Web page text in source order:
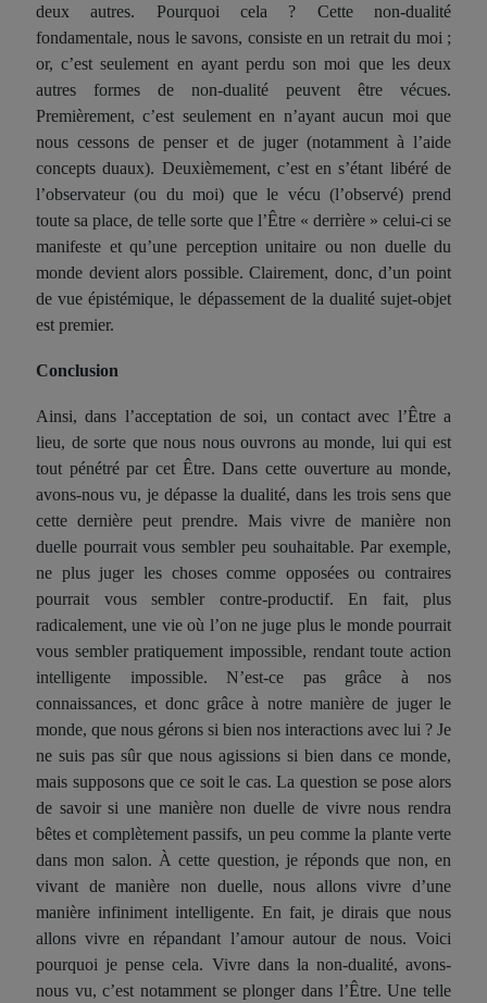
deux autres. Pourquoi cela ? Cette non-dualité
fondamentale, nous le savons, consiste en un retrait du moi ;
or, c’est seulement en ayant perdu son moi que les deux
autres formes de non-dualité peuvent être vécues.
Premièrement, c’est seulement en n’ayant aucun moi que
nous cessons de penser et de juger (notamment à l’aide
concepts duaux). Deuxièmement, c’est en s’étant libéré de
l’observateur (ou du moi) que le vécu (l’observé) prend
toute sa place, de telle sorte que l’Être « derrière » celui-ci se
manifeste et qu’une perception unitaire ou non duelle du
monde devient alors possible. Clairement, donc, d’un point
de vue épistémique, le dépassement de la dualité sujet-objet
est premier.
Conclusion
Ainsi, dans l’acceptation de soi, un contact avec l’Être a
lieu, de sorte que nous nous ouvrons au monde, lui qui est
tout pénétré par cet Être. Dans cette ouverture au monde,
avons-nous vu, je dépasse la dualité, dans les trois sens que
cette dernière peut prendre. Mais vivre de manière non
duelle pourrait vous sembler peu souhaitable. Par exemple,
ne plus juger les choses comme opposées ou contraires
pourrait vous sembler contre-productif. En fait, plus
radicalement, une vie où l’on ne juge plus le monde pourrait
vous sembler pratiquement impossible, rendant toute action
intelligente impossible. N’est-ce pas grâce à nos
connaissances, et donc grâce à notre manière de juger le
monde, que nous gérons si bien nos interactions avec lui ? Je
ne suis pas sûr que nous agissions si bien dans ce monde,
mais supposons que ce soit le cas. La question se pose alors
de savoir si une manière non duelle de vivre nous rendra
bêtes et complètement passifs, un peu comme la plante verte
dans mon salon. À cette question, je réponds que non, en
vivant de manière non duelle, nous allons vivre d’une
manière infiniment intelligente. En fait, je dirais que nous
allons vivre en répandant l’amour autour de nous. Voici
pourquoi je pense cela. Vivre dans la non-dualité, avons-
nous vu, c’est notamment se plonger dans l’Être. Une telle